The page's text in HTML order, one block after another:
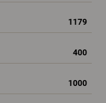
1179
400
1000